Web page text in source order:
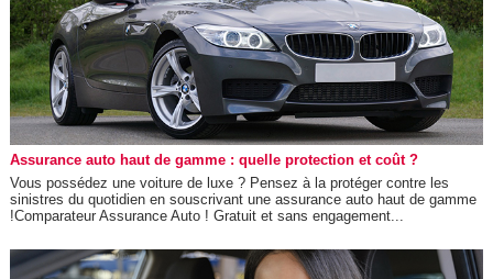
Assurance auto haut de gamme : quelle protection et coût ?
Vous possédez une voiture de luxe ? Pensez à la protéger contre les
sinistres du quotidien en souscrivant une assurance auto haut de gamme
!Comparateur Assurance Auto ! Gratuit et sans engagement...